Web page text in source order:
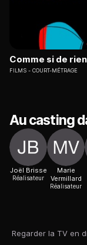
Regarder la TV en
Comme si de
FILMS COURT-MÉTRAGE
Au casting
Joël Brisse
Réalisateur
Marie
Vermillard
Réalisateur